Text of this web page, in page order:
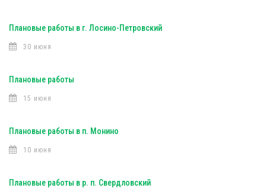
Плановые работы в г. Лосино-Петровский
30 июня
Плановые работы
15 июня
Плановые работы в п. Монино
10 июня
Плановые работы в р. п. Свердловский